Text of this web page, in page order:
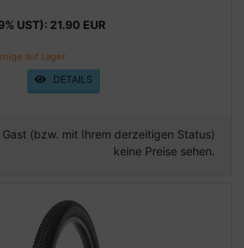
UST): 21.90 EUR
auf Lager
DETAILS
Gast (bzw. mit Ihrem derzeitigen Status)
keine Preise sehen.